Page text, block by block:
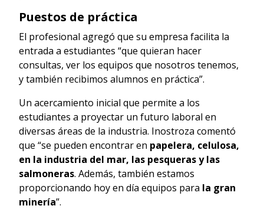
Puestos de práctica
El profesional agregó que su empresa facilita la
entrada a estudiantes “que quieran hacer
consultas, ver los equipos que nosotros tenemos,
y también recibimos alumnos en práctica”.
Un acercamiento inicial que permite a los
estudiantes a proyectar un futuro laboral en
diversas áreas de la industria. Inostroza comentó
que “se pueden encontrar en papelera, celulosa,
en la industria del mar, las pesqueras y las
salmoneras. Además, también estamos
proporcionando hoy en día equipos para la gran
minería”.